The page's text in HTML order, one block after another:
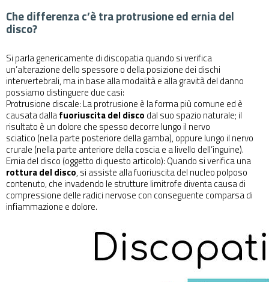
Che differenza c’è tra protrusione ed ernia del
disco?
Si parla genericamente di discopatiaquando si verifica
un’alterazione dello spessore o della posizione dei dischi
intervertebrali, ma in base alla modalità e alla gravità del danno
possiamo distinguere due casi:
Protrusione discale: La protrusione è la forma più comune ed è
causata dallafuoriuscita del disco dal suo spazio naturale; il
risultato è un dolore che spesso decorre lungo il nervo
sciatico (nella parte posteriore della gamba), oppure lungo il nervo
crurale (nella parte anteriore della coscia e a livello dell’inguine).
Ernia del disco (oggetto di questo articolo): Quando si verifica una
rottura del disco, si assiste alla fuoriuscita del nucleo polposo
contenuto, che invadendo le strutture limitrofe diventa causa di
compressione delle radici nervose con conseguente comparsa di
infiammazione e dolore.